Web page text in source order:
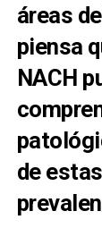
áreas
piensa
NACH
de